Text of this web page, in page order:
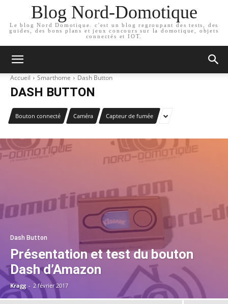
Blog Nord-Domotique
Le blog Nord Domotique. c'est un blog regroupant des tests, des
guides, des bons plans et jeux concours sur la domotique, objets
connectés et IOT.
Accueil Smarthome Dash Button
DASH BUTTON
Bouton connecté Caméra Capteur de fumée
Dash Button
Présentation et test du bouton
Dash d’Amazon
Kragg - 2 février 2017